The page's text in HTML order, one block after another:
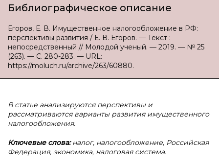
Библиографическое описание
Егоров, Е. В. Имущественное налогообложение в РФ:
перспективы развития / Е. В. Егоров. — Текст :
непосредственный // Молодой ученый. — 2019. — № 25
(263). — С. 280-283. — URL:
https://moluch.ru/archive/263/60880.
В статье анализируются перспективы и
рассматриваются варианты развития имущественного
налогообложения.
Ключевые слова:налог, налогообложение, Российская
Федерация, экономика, налоговая система.